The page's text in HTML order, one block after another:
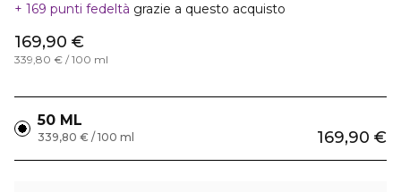
169 punti fedeltà grazie a questo acquisto
169,90 €
339,80 € / 100 ml
50 ML
169,90 €
339,80 € / 100 ml